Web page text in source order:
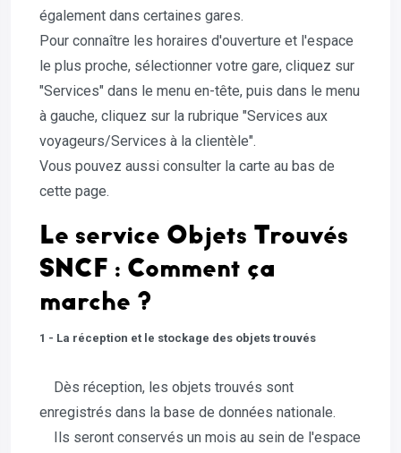
également dans certaines gares.
Pour connaître les horaires d'ouverture et l'espace
le plus proche, sélectionner votre gare, cliquez sur
"Services" dans le menu en-tête, puis dans le menu
à gauche, cliquez sur la rubrique "Services aux
voyageurs/Services à la clientèle".
Vous pouvez aussi consulter la carte au bas de
cette page.
Le service Objets Trouvés
SNCF : Comment ça
marche ?
1 - La réception et le stockage des objets trouvés
Dès réception, les objets trouvés sont
enregistrés dans la base de données nationale.
Ils seront conservés un mois au sein de l'espace